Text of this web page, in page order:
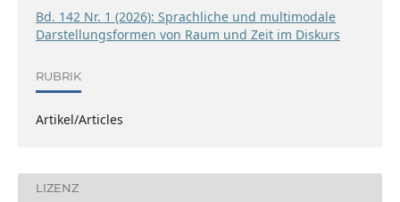
Bd. 142 Nr. 1 (2026): Sprachliche und multimodale
Darstellungsformen von Raum und Zeit im Diskurs
RUBRIK
Artikel/Articles
LIZENZ